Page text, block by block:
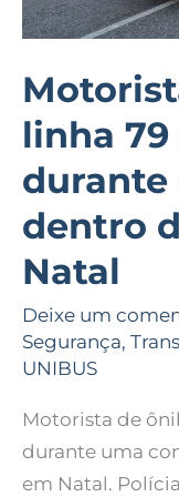
linha
durante
dentro
Natal
Deixe um
Segurança,
UNIBUS
Motorista de
durante uma
em Natal.
dentro
coletivo
em
Natal